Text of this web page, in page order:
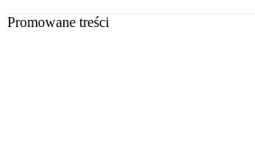
Promowane treści